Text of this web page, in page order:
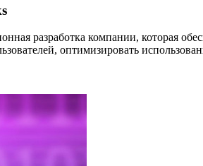
разработка компании, которая
оптимизировать